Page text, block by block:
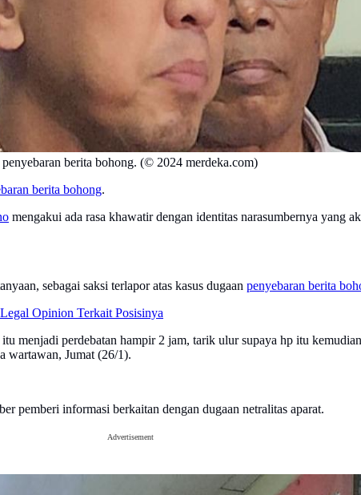
berita bohong. (© 2024 merdeka.com)
berita bohong.
mengakui ada rasa khawatir dengan identitas narasumbernya yang
sebagai saksi terlapor atas kasus dugaan penyebaran berita
Opinion Terkait Posisinya
menjadi perdebatan hampir 2 jam, tarik ulur supaya hp itu
wartawan, Jumat (26/1).
pemberi informasi berkaitan dengan dugaan netralitas aparat.
Advertisement